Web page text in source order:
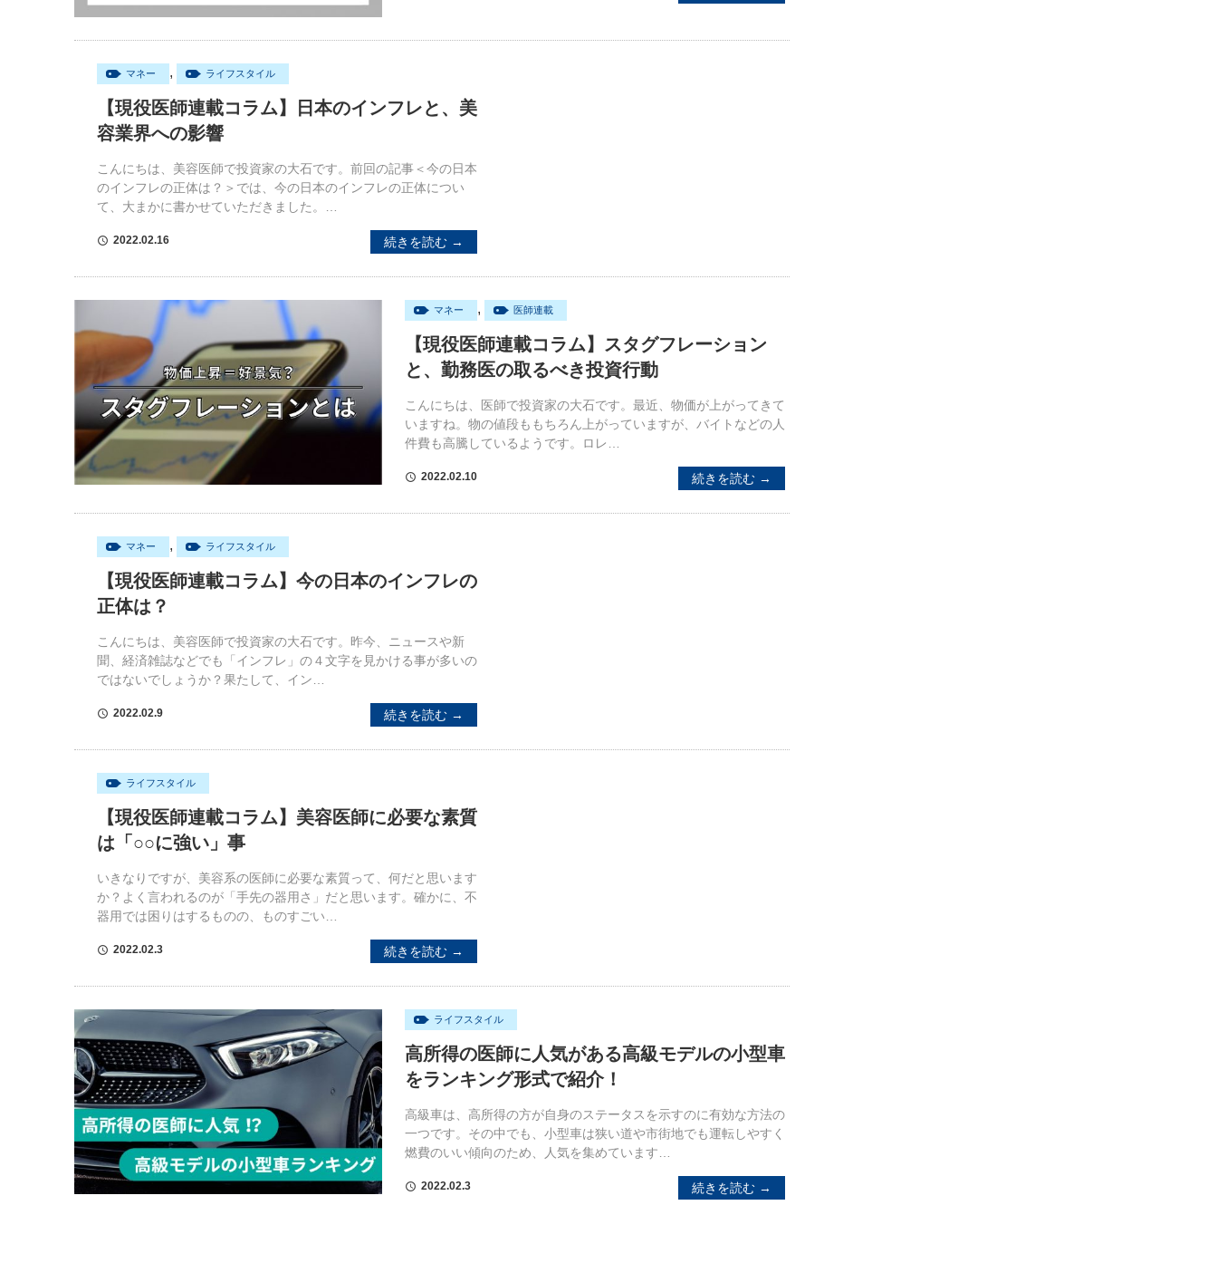
マネー , ライフスタイル
【現役医師連載コラム】日本のインフレと、美
容業界への影響
こんにちは、美容医師で投資家の大石です。前回の記事＜今の日本
のインフレの正体は？＞では、今の日本のインフレの正体につい
て、大まかに書かせていただきました。…
schedule 2022.02.16 続きを読む →
マネー , 医師連載
【現役医師連載コラム】スタグフレーション
と、勤務医の取るべき投資行動
こんにちは、医師で投資家の大石です。最近、物価が上がってきて
いますね。物の値段ももちろん上がっていますが、バイトなどの人
件費も高騰しているようです。ロレ…
schedule 2022.02.10 続きを読む →
マネー , ライフスタイル
【現役医師連載コラム】今の日本のインフレの
正体は？
こんにちは、美容医師で投資家の大石です。昨今、ニュースや新
聞、経済雑誌などでも「インフレ」の４文字を見かける事が多いの
ではないでしょうか？果たして、イン…
schedule 2022.02.9 続きを読む →
ライフスタイル
【現役医師連載コラム】美容医師に必要な素質
は「○○に強い」事
いきなりですが、美容系の医師に必要な素質って、何だと思います
か？よく言われるのが「手先の器用さ」だと思います。確かに、不
器用では困りはするものの、ものすごい…
schedule 2022.02.3 続きを読む →
ライフスタイル
高所得の医師に人気がある高級モデルの小型車
をランキング形式で紹介！
高級車は、高所得の方が自身のステータスを示すのに有効な方法の
一つです。その中でも、小型車は狭い道や市街地でも運転しやすく
燃費のいい傾向のため、人気を集めています…
schedule 2022.02.3 続きを読む →